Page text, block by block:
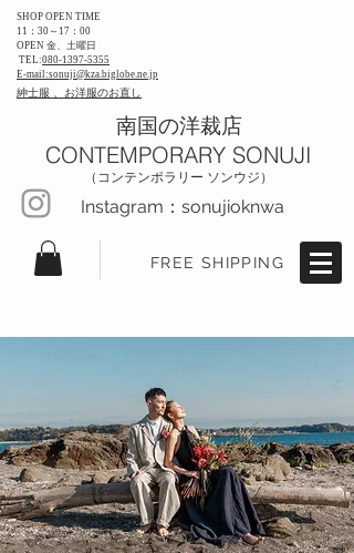
SHOP OPEN TIME
11：30～17：00
OPEN 金、土曜日
TEL:080-1397-5355
E-mail:​sonuji@kza.biglobe.ne.jp
紳士服 、お洋服のお直し
​南国の洋裁店
CONTEMPORARY SONUJI
​（コンテンポラリー ソンウジ）
Instagram：sonujioknwa
FREE SHIPPING